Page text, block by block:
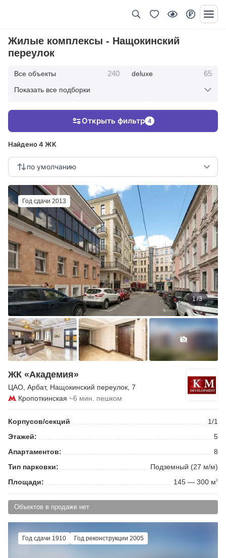
Жилые комплексы - Нащокинский
переулок
Все объекты 240 deluxe 65
123 клубные дома
Показать все подборки
Найдено 4 ЖК
по умолчанию
Открыть фильтр 4
Год сдачи 2013
1/3
ЖК «Академия»
ЦАО Арбат, Нащокинский переулок , 7
Кропоткинская ~6 мин. пешком
Корпусов/секций
1/1
Этажей:
5
Апартаментов:
8
Тип парковки:
Подземный (27 м/м)
Площади:
145 — 300 м2
Объектов в продаже нет
Год сдачи 1910 Год реконструкции 2005